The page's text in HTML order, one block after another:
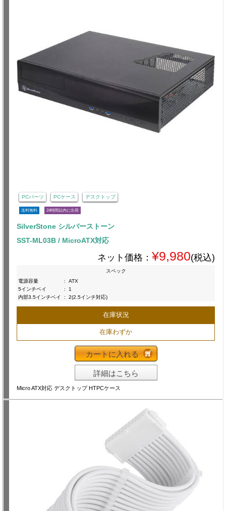
PCパーツ PCケース デスクトップ
送料無料 24時間以内に出荷
SilverStone シルバーストーン
SST-ML03B / MicroATX対応
ネット価格： ¥9,980(税込)
スペック
電源容量
:
ATX
5インチベイ
:
1
内部3.5インチベイ
: 2(2.5インチ対応)
在庫状況
在庫わずか
カートに入れる
詳細はこちら
Micro ATX対応 デスクトップ HTPCケース